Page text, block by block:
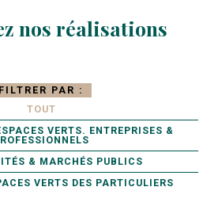
nos réalisations
FILTRER PAR :
TOUT
VERTS. ENTREPRISES &
& MARCHÉS PUBLICS
VERTS DES PARTICULIERS